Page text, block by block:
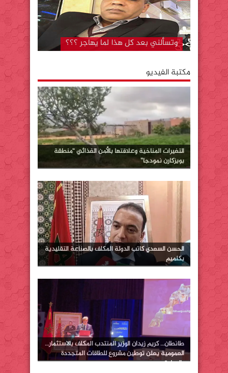
المستشفى الجهوي بكلميم..لا تزال دار
لقمان على حالها رغم….. “قل كلمتك
وامض”
مكتبة الفيديو
التغيرات المناخية وعلاقتها بالأمن الغذائي “منطقة
بويزكارن نمودجا”
الحسن السعدي كاتب الدولة المكلف بالصناعة التقليدية
بكلميم
طانطان… كريم زيدان الوزير المنتدب المكلف بالاستثمار…
العمومية يعلن توطين مشروع للطاقات المتجددة
بالوطية